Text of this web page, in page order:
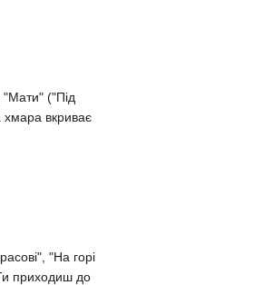
("Під
вкриває
"На горі
приходиш до